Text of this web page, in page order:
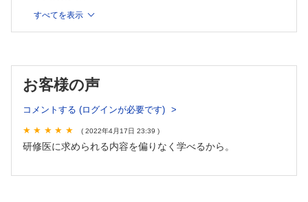
・2022年5月号 Vol.24 No.3 輸液ルネサンス～維持・補正・蘇生
の3Rでシンプルに身につく輸液のキホン&臨床実践(4/12配信)
スタッフへの指示など必ず身につけておきたい立ち回り、教えま
す(5/12配信)
・2022年7月号 Vol.24 No.6 サラリとわかる！抗血栓薬の使い方
～DOACなどの薬剤の基本から、疾患ごとの使い分け、周術期の
・2022年8月号 Vol.24 No.7 めまい診療 根拠をもって対応でき
る！～“何となく”を解消！救急でよく出合う疾患の診断ポイント
すべてを表示
お客様の声
コメントする (ログインが必要です)
( 2022年4月17日 23:39 )
研修医に求められる内容を偏りなく学べるから。